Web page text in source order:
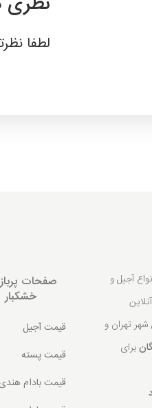
لطفا
آجیل و
تهران و
برای
صفحات
خشکبار
قیمت آجیل
قیمت پسته
قیمت بادام